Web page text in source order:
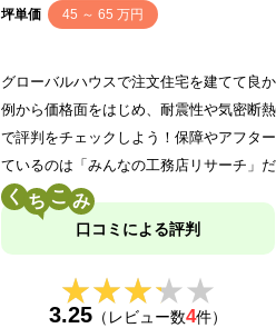
坪単価 45 ～ 65 万円
グローバルハウスで注文住宅を建てて良
例から価格面をはじめ、耐震性や気密断
で評判をチェックしよう！保障やアフタ
ているのは「みんなの工務店リサーチ」
く こ
口コミによる評判
★★★★★
★★★★★
3.25 （レビュー数4件）